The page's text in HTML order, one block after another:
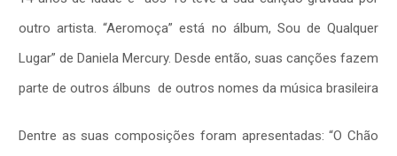
outro artista. “Aeromoça” está no álbum, Sou de Qualquer
Lugar” de Daniela Mercury. Desde então, suas canções fazem
parte de outros álbuns de outros nomes da música brasileira
Dentre as suas composições foram apresentadas: “O Chão